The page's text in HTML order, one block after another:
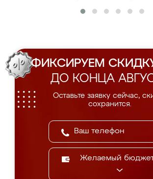
ФИКСИРУЕМ
ДО КОНЦА
Оставьте заявку сейчас,
сохранится.
Желаемый